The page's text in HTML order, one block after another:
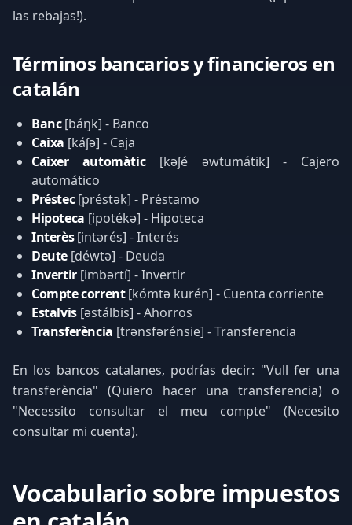
las rebajas!).
Términos bancarios y financieros en
catalán
Banc[báŋk] - Banco
Caixa [káʃə] - Caja
Caixer automàtic[kəʃé əwtumátik] - Cajero
automático
Préstec[préstək] - Préstamo
Hipoteca [ipotékə] - Hipoteca
Interès[intərés] - Interés
Deute [déwtə] - Deuda
Invertir[imbərtí] - Invertir
Compte corrent[kómtə kurén] - Cuenta corriente
Estalvis[əstálbis] - Ahorros
Transferència [trənsfərénsie] - Transferencia
En los bancos catalanes, podrías decir: "Vull fer una
transferència" (Quiero hacer una transferencia) o
"Necessito consultar el meu compte" (Necesito
consultar mi cuenta).
Vocabulario sobre impuestos